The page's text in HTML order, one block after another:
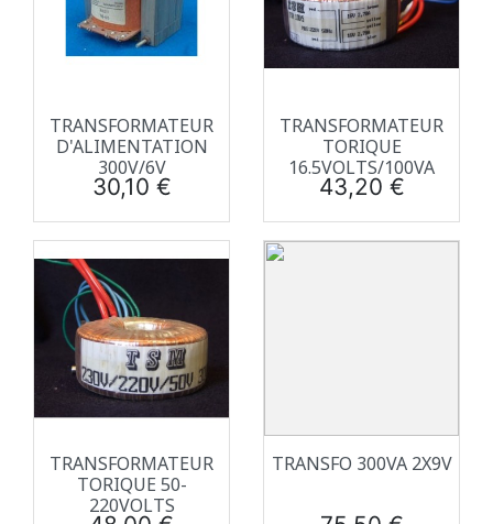
TRANSFORMATEUR
D'ALIMENTATION
300V/6V
Prix
30,10 €
TRANSFORMATEUR
TORIQUE
16.5VOLTS/100VA
Prix
43,20 €
TRANSFORMATEUR
TORIQUE 50-
220VOLTS
Prix
TRANSFO 300VA 2X9V
Prix